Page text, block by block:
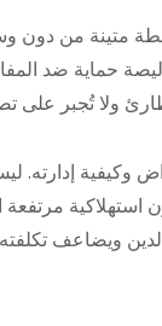
خطة متينة من
حماية ضد
ولا تُجبر
وكيفية
ويضاعف